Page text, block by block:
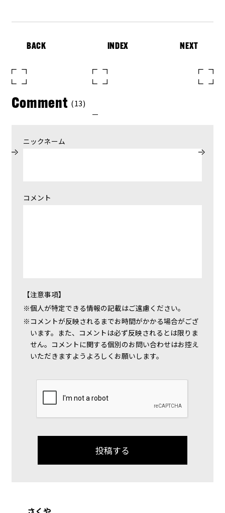
BACK INDEX NEXT
Comment (13)
ニックネーム
コメント
【注意事項】
個人が特定できる情報の記載はご遠慮ください。
コメントが反映されるまでお時間がかかる場合がござ
います。また、コメントは必ず反映されるとは限りま
せん。コメントに関する個別のお問い合わせはお控え
いただきますようよろしくお願いします。